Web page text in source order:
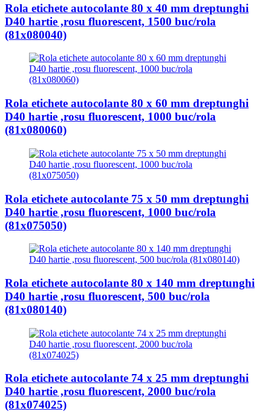
Rola etichete autocolante 80 x 40 mm dreptunghi
D40 hartie ,rosu fluorescent, 1500 buc/rola
(81x080040)
Rola etichete autocolante 80 x 60 mm dreptunghi
D40 hartie ,rosu fluorescent, 1000 buc/rola
(81x080060)
Rola etichete autocolante 75 x 50 mm dreptunghi
D40 hartie ,rosu fluorescent, 1000 buc/rola
(81x075050)
Rola etichete autocolante 80 x 140 mm dreptunghi
D40 hartie ,rosu fluorescent, 500 buc/rola
(81x080140)
Rola etichete autocolante 74 x 25 mm dreptunghi
D40 hartie ,rosu fluorescent, 2000 buc/rola
(81x074025)